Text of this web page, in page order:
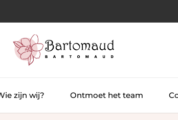
zijn wij? Ontmoet het team